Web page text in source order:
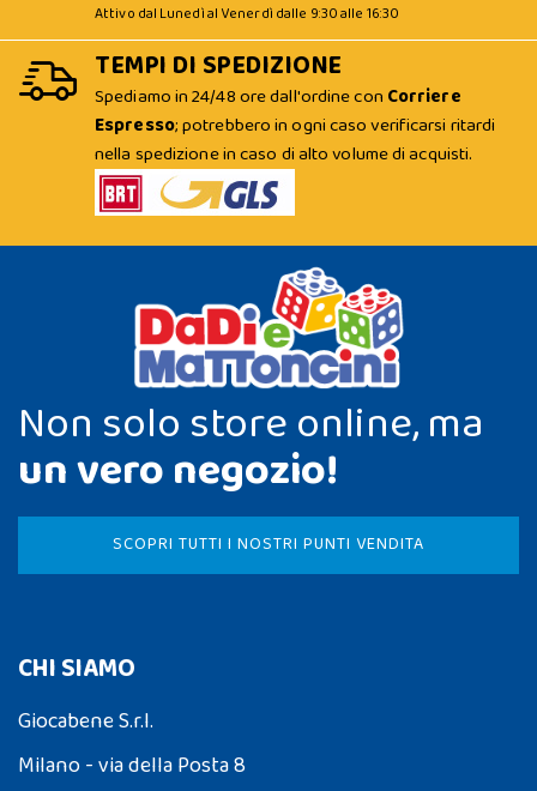
Attivo dal Lunedì al Venerdì dalle 9:30 alle 16:30
TEMPI DI SPEDIZIONE
Spediamo in 24/48 ore dall'ordine con Corriere
Espresso; potrebbero in ogni caso verificarsi ritardi
nella spedizione in caso di alto volume di acquisti.
Non solo store online, ma
un vero negozio!
SCOPRI TUTTI I NOSTRI PUNTI VENDITA
CHI SIAMO
Giocabene S.r.l.
Milano - via della Posta 8